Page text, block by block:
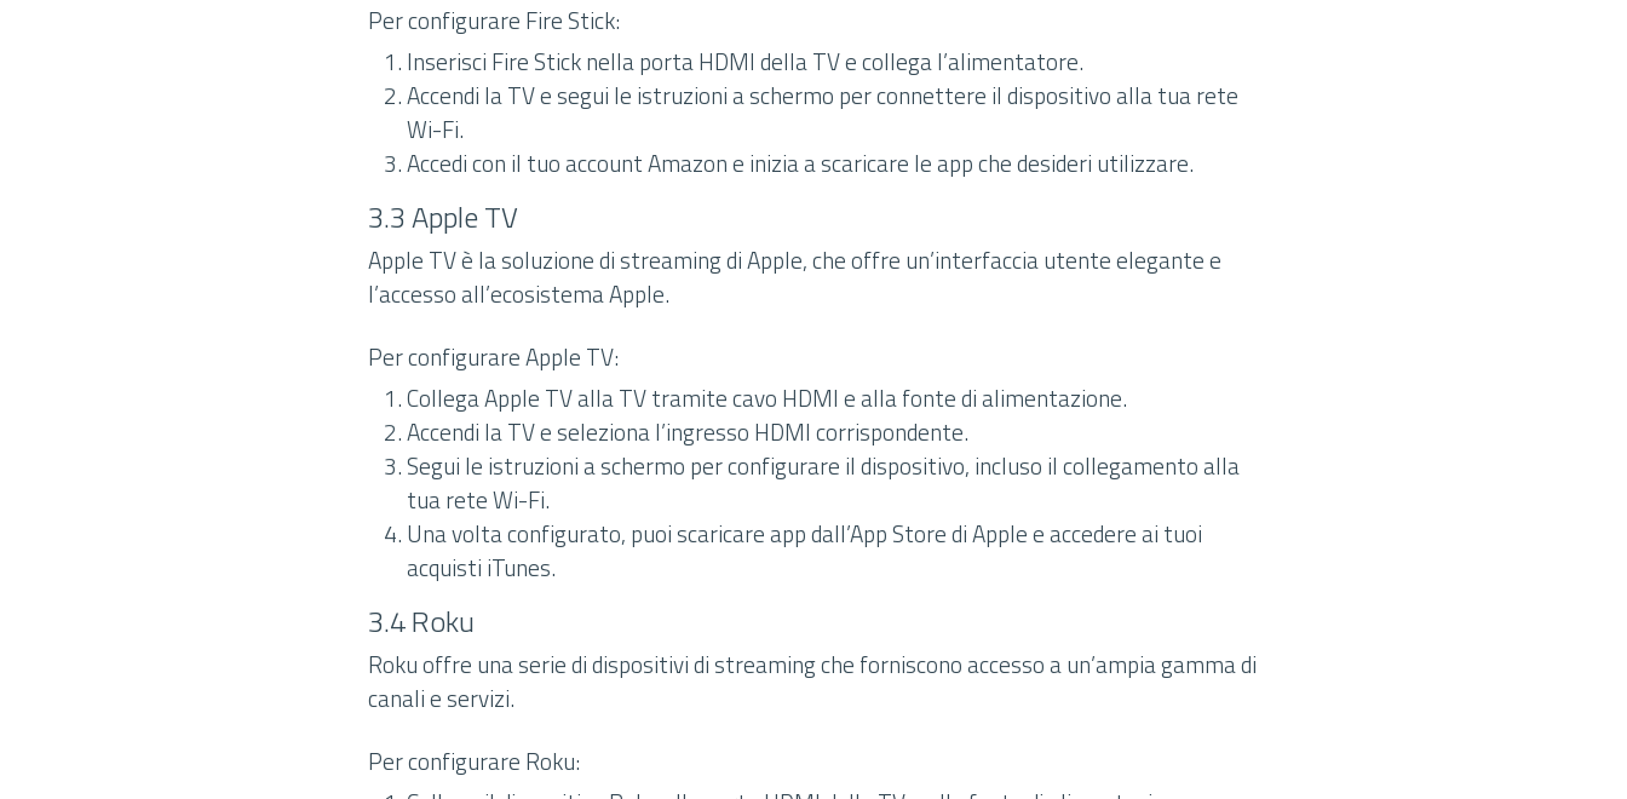
Per configurare Fire Stick:
Inserisci Fire Stick nella porta HDMI della TV e collega l’alimentatore.
Accendi la TV e segui le istruzioni a schermo per connettere il dispositivo alla tua rete
Wi-Fi.
Accedi con il tuo account Amazon e inizia a scaricare le app che desideri utilizzare.
3.3 Apple TV
Apple TV è la soluzione di streaming di Apple, che offre un’interfaccia utente elegante e
l’accesso all’ecosistema Apple.
Per configurare Apple TV:
Collega Apple TV alla TV tramite cavo HDMI e alla fonte di alimentazione.
Accendi la TV e seleziona l’ingresso HDMI corrispondente.
Segui le istruzioni a schermo per configurare il dispositivo, incluso il collegamento alla
tua rete Wi-Fi.
Una volta configurato, puoi scaricare app dall’App Store di Apple e accedere ai tuoi
acquisti iTunes.
3.4 Roku
Roku offre una serie di dispositivi di streaming che forniscono accesso a un’ampia gamma di
canali e servizi.
Per configurare Roku: